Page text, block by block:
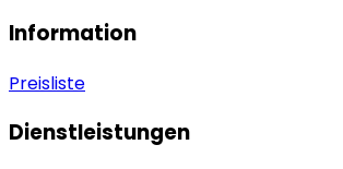
Information
Preisliste
Dienstleistungen